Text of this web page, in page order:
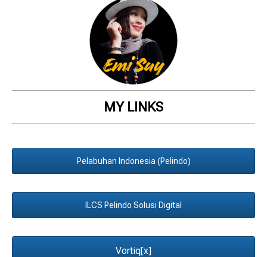
MY LINKS
Pelabuhan Indonesia (Pelindo)
ILCS Pelindo Solusi Digital
Vortiq[x]